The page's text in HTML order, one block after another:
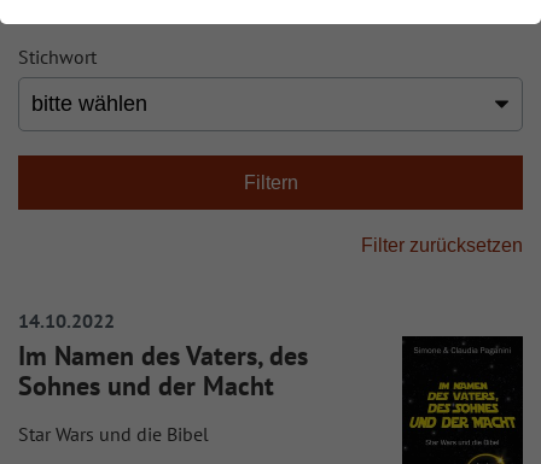
Stichwort
14.10.2022
Im Namen des Vaters, des
Sohnes und der Macht
Star Wars und die Bibel